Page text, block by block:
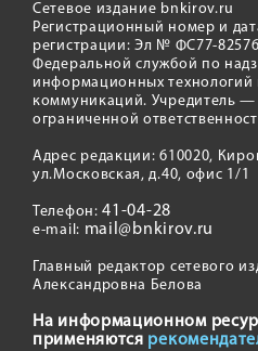
Сетевое издание bnkirov.ru
Регистрационный номер и
регистрации: Эл № ФС77-
Федеральной службой по
информационных технологий
коммуникаций. Учредитель —
ограниченной
Адрес редакции: 610020,
ул.Московская, д.40, офис 1/1
Телефон:41-04-28
e-mail: mail@bnkirov.ru
Главный редактор сетевого
Александровна Белова
На информационном
применяются